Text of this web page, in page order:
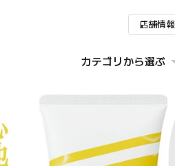
店舗情報
カテゴリから選ぶ